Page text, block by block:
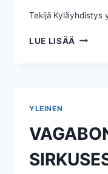
Tekijä Kyläyhdistys
LUE LISÄÄ
YLEINEN